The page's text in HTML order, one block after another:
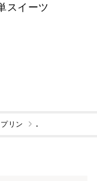
スイーツ
プリン .